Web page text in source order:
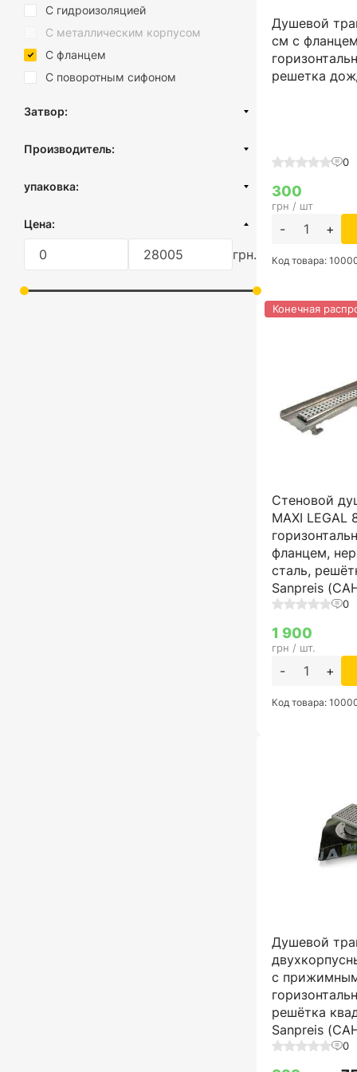
С гидроизоляцией
С металлическим корпусом
С фланцем
С поворотным сифоном
Затвор:
Гидрозатвор
Комбинированный затвор
Производитель:
упаковка:
Цена:
грн.
Душевой
см с
решетка
0
300
грн / шт
- +
Код товара:
Стеновой
MAXI LEGAL
фланцем,
сталь,
Sanpreis
0
Конечная
1 900
грн / шт.
- +
Код товара:
Душевой
с
решётка
Sanpreis
0